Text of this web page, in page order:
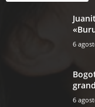
6
6